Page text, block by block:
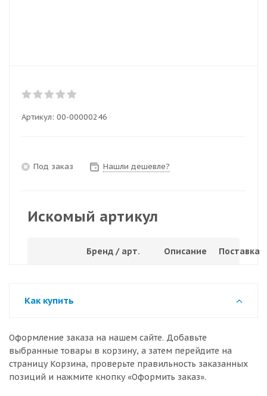
Артикул: 00-00000246
Под заказ Нашли дешевле?
Искомый артикул
Бренд / арт. Описание Поставка
Как купить
Оформление заказа на нашем сайте. Добавьте
выбранные товары в корзину, а затем перейдите на
страницу Корзина, проверьте правильность заказанных
позиций и нажмите кнопку «Оформить заказ».